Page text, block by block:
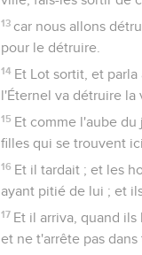
13 car nous allons
pour le détruire.
14 Et Lot sortit, et
l'Éternel va détruire la
15 Et comme l'aube
filles qui se trouvent
16 Et il tardait ; et les
ayant pitié de lui ; et
17 Et il arriva, quand
et ne t'arrête pas